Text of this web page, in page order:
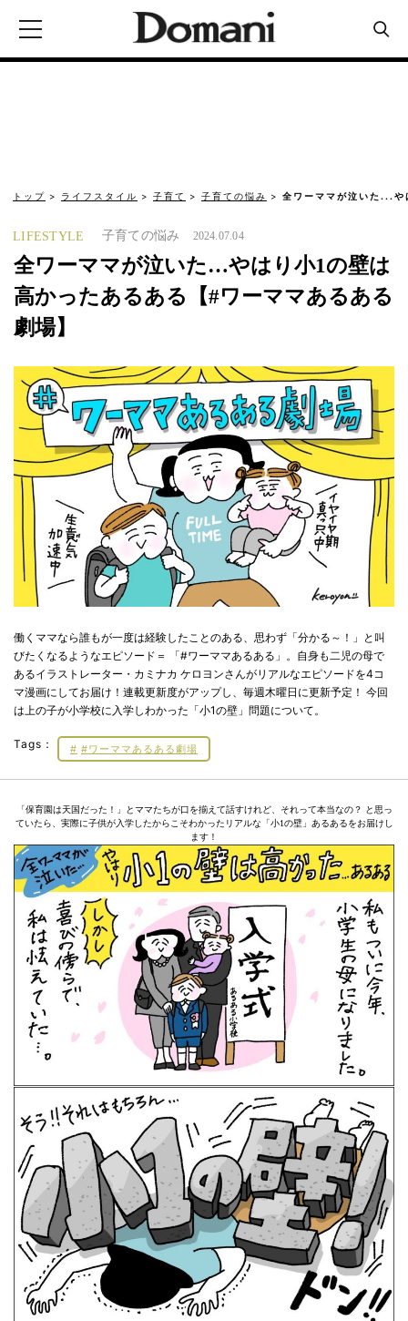
トップ ライフスタイル 子育て 子育ての悩み 全ワーママが泣いた...
LIFESTYLE 子育ての悩み 2024.07.04
全ワーママが泣いた…やはり小1の壁は
高かったあるある【#ワーママあるある
劇場】
働くママなら誰もが一度は経験したことのある、思わず「分かる～！」と叫
びたくなるようなエピソード＝ 「#ワーママあるある」。自身も二児の母で
あるイラストレーター・カミナカ ケロヨンさんがリアルなエピソードを4コ
マ漫画にしてお届け！連載更新度がアップし、毎週木曜日に更新予定！ 今回
は上の子が小学校に入学しわかった「小1の壁」問題について。
Tags： #ワーママあるある劇場
「保育園は天国だった！」とママたちが口を揃えて話すけれど、それって本当なの？ と思っ
ていたら、実際に子供が入学したからこそわかったリアルな「小1の壁」あるあるをお届けし
ます！